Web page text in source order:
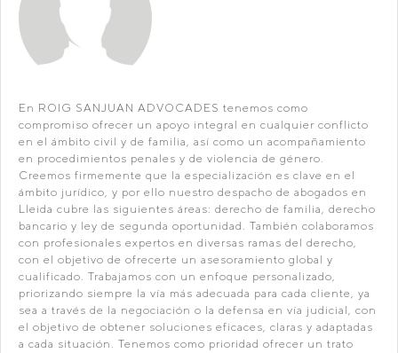
En ROIG SANJUAN ADVOCADES tenemos como
compromiso ofrecer un apoyo integral en cualquier conflicto
en el ámbito civil y de familia, así como un acompañamiento
en procedimientos penales y de violencia de género.
Creemos firmemente que la especialización es clave en el
ámbito jurídico, y por ello nuestro despacho de abogados en
Lleida cubre las siguientes áreas: derecho de familia, derecho
bancario y ley de segunda oportunidad. También colaboramos
con profesionales expertos en diversas ramas del derecho,
con el objetivo de ofrecerte un asesoramiento global y
cualificado. Trabajamos con un enfoque personalizado,
priorizando siempre la vía más adecuada para cada cliente, ya
sea a través de la negociación o la defensa en vía judicial, con
el objetivo de obtener soluciones eficaces, claras y adaptadas
a cada situación. Tenemos como prioridad ofrecer un trato